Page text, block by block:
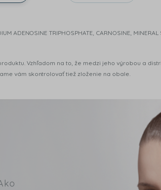
ADENOSINE TRIPHOSPHATE, CARNOSINE, MINERAL
Vzhľadom na to, že medzi jeho výrobou a
vám skontrolovať tiež zloženie na obale.